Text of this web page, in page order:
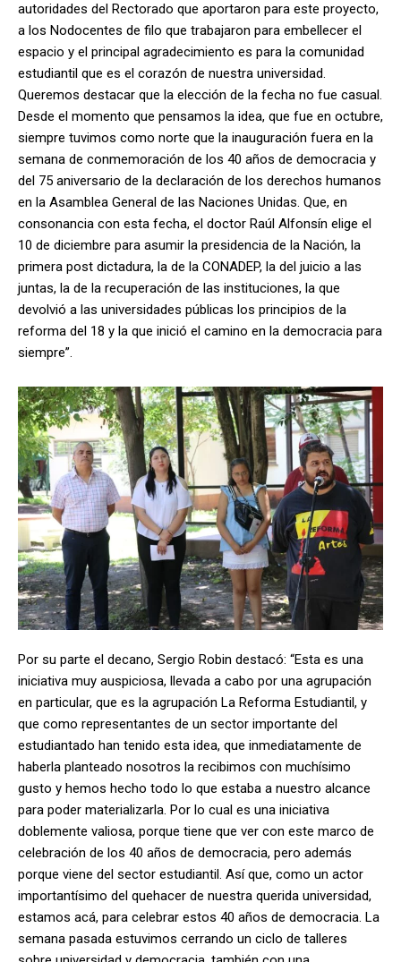
autoridades del Rectorado que aportaron para este proyecto,
a los Nodocentes de filo que trabajaron para embellecer el
espacio y el principal agradecimiento es para la comunidad
estudiantil que es el corazón de nuestra universidad.
Queremos destacar que la elección de la fecha no fue casual.
Desde el momento que pensamos la idea, que fue en octubre,
siempre tuvimos como norte que la inauguración fuera en la
semana de conmemoración de los 40 años de democracia y
del 75 aniversario de la declaración de los derechos humanos
en la Asamblea General de las Naciones Unidas. Que, en
consonancia con esta fecha, el doctor Raúl Alfonsín elige el
10 de diciembre para asumir la presidencia de la Nación, la
primera post dictadura, la de la CONADEP, la del juicio a las
juntas, la de la recuperación de las instituciones, la que
devolvió a las universidades públicas los principios de la
reforma del 18 y la que inició el camino en la democracia para
siempre”.
Por su parte el decano, Sergio Robin destacó: “Esta es una
iniciativa muy auspiciosa, llevada a cabo por una agrupación
en particular, que es la agrupación La Reforma Estudiantil, y
que como representantes de un sector importante del
estudiantado han tenido esta idea, que inmediatamente de
haberla planteado nosotros la recibimos con muchísimo
gusto y hemos hecho todo lo que estaba a nuestro alcance
para poder materializarla. Por lo cual es una iniciativa
doblemente valiosa, porque tiene que ver con este marco de
celebración de los 40 años de democracia, pero además
porque viene del sector estudiantil. Así que, como un actor
importantísimo del quehacer de nuestra querida universidad,
estamos acá, para celebrar estos 40 años de democracia. La
semana pasada estuvimos cerrando un ciclo de talleres